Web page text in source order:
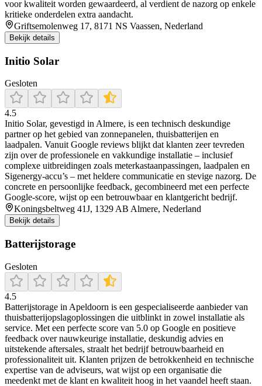
voor kwaliteit worden gewaardeerd, al verdient de nazorg op enkele
kritieke onderdelen extra aandacht.
Griftsemolenweg 17, 8171 NS Vaassen, Nederland
Bekijk details
Initio Solar
Gesloten
4.5
Initio Solar, gevestigd in Almere, is een technisch deskundige
partner op het gebied van zonnepanelen, thuisbatterijen en
laadpalen. Vanuit Google reviews blijkt dat klanten zeer tevreden
zijn over de professionele en vakkundige installatie – inclusief
complexe uitbreidingen zoals meterkastaanpassingen, laadpalen en
Sigenergy-accu’s – met heldere communicatie en stevige nazorg. De
concrete en persoonlijke feedback, gecombineerd met een perfecte
Google-score, wijst op een betrouwbaar en klantgericht bedrijf.
Koningsbeltweg 41J, 1329 AB Almere, Nederland
Bekijk details
Batterijstorage
Gesloten
4.5
Batterijstorage in Apeldoorn is een gespecialiseerde aanbieder van
thuisbatterijopslagoplossingen die uitblinkt in zowel installatie als
service. Met een perfecte score van 5.0 op Google en positieve
feedback over nauwkeurige installatie, deskundig advies en
uitstekende aftersales, straalt het bedrijf betrouwbaarheid en
professionaliteit uit. Klanten prijzen de betrokkenheid en technische
expertise van de adviseurs, wat wijst op een organisatie die
meedenkt met de klant en kwaliteit hoog in het vaandel heeft staan.